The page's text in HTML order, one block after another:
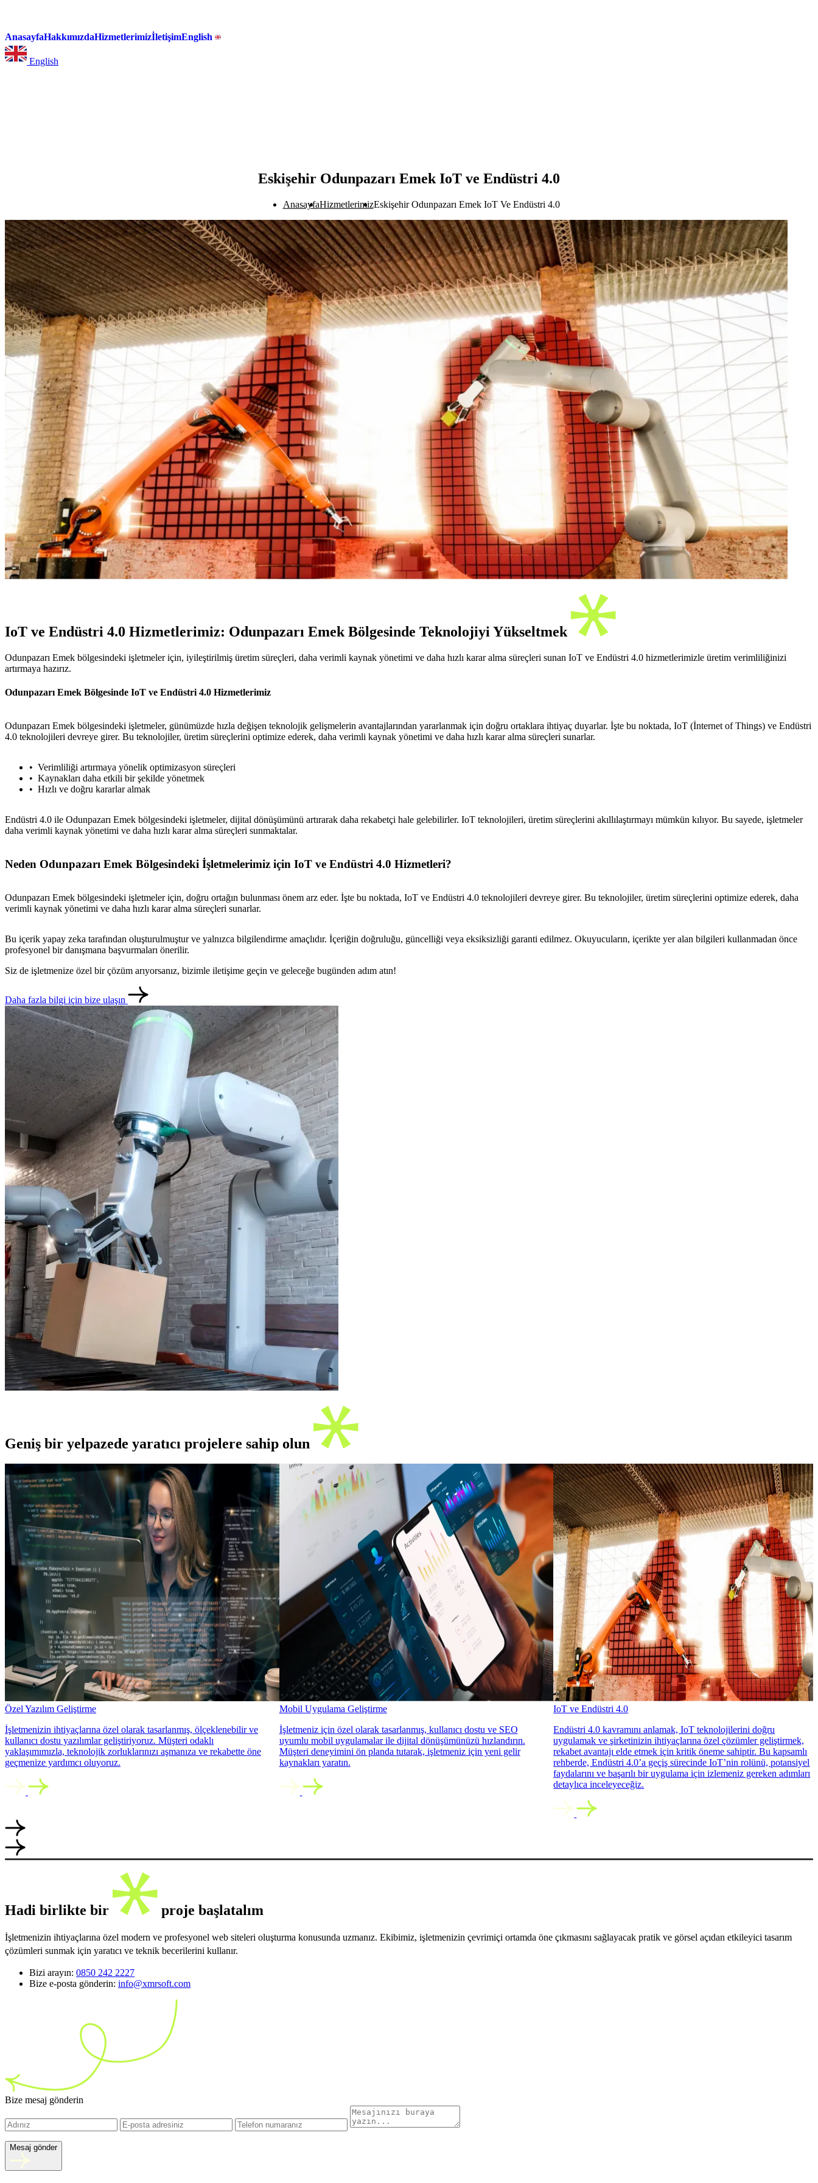
AnasayfaHakkımızdaHizmetlerimizİletişimEnglish
English
Eskişehir Odunpazarı Emek IoT ve Endüstri 4.0
AnasayfaHizmetlerimizEskişehir Odunpazarı Emek IoT Ve Endüstri 4.0
IoT ve Endüstri 4.0 Hizmetlerimiz: Odunpazarı Emek Bölgesinde Teknolojiyi Yükseltmek
Odunpazarı Emek bölgesindeki işletmeler için, iyileştirilmiş üretim süreçleri, daha verimli kaynak yönetimi ve daha hızlı karar alma süreçleri sunan IoT ve Endüstri 4.0 hizmetlerimizle üretim verimliliğinizi
artırmaya hazırız.
Odunpazarı Emek Bölgesinde IoT ve Endüstri 4.0 Hizmetlerimiz
Odunpazarı Emek bölgesindeki işletmeler, günümüzde hızla değişen teknolojik gelişmelerin avantajlarından yararlanmak için doğru ortaklara ihtiyaç duyarlar. İşte bu noktada, IoT (İnternet of Things) ve Endüstri
4.0 teknolojileri devreye girer. Bu teknolojiler, üretim süreçlerini optimize ederek, daha verimli kaynak yönetimi ve daha hızlı karar alma süreçleri sunarlar.
Verimliliği artırmaya yönelik optimizasyon süreçleri
Kaynakları daha etkili bir şekilde yönetmek
Hızlı ve doğru kararlar almak
Endüstri 4.0 ile Odunpazarı Emek bölgesindeki işletmeler, dijital dönüşümünü artırarak daha rekabetçi hale gelebilirler. IoT teknolojileri, üretim süreçlerini akıllılaştırmayı mümkün kılıyor. Bu sayede, işletmeler
daha verimli kaynak yönetimi ve daha hızlı karar alma süreçleri sunmaktalar.
Neden Odunpazarı Emek Bölgesindeki İşletmelerimiz için IoT ve Endüstri 4.0 Hizmetleri?
Odunpazarı Emek bölgesindeki işletmeler için, doğru ortağın bulunması önem arz eder. İşte bu noktada, IoT ve Endüstri 4.0 teknolojileri devreye girer. Bu teknolojiler, üretim süreçlerini optimize ederek, daha
verimli kaynak yönetimi ve daha hızlı karar alma süreçleri sunarlar.
Bu içerik yapay zeka tarafından oluşturulmuştur ve yalnızca bilgilendirme amaçlıdır. İçeriğin doğruluğu, güncelliği veya eksiksizliği garanti edilmez. Okuyucuların, içerikte yer alan bilgileri kullanmadan önce
profesyonel bir danışmana başvurmaları önerilir.
Siz de işletmenize özel bir çözüm arıyorsanız, bizimle iletişime geçin ve geleceğe bugünden adım atın!
Daha fazla bilgi için bize ulaşın
Geniş bir yelpazede yaratıcı projelere sahip olun
Özel Yazılım Geliştirme
İşletmenizin ihtiyaçlarına özel olarak tasarlanmış, ölçeklenebilir ve
kullanıcı dostu yazılımlar geliştiriyoruz. Müşteri odaklı
yaklaşımımızla, teknolojik zorluklarınızı aşmanıza ve rekabette öne
geçmenize yardımcı oluyoruz.
Mobil Uygulama Geliştirme
İşletmeniz için özel olarak tasarlanmış, kullanıcı dostu ve SEO
uyumlu mobil uygulamalar ile dijital dönüşümünüzü hızlandırın.
Müşteri deneyimini ön planda tutarak, işletmeniz için yeni gelir
kaynakları yaratın.
IoT ve Endüstri 4.0
Endüstri 4.0 kavramını anlamak, IoT teknolojilerini doğru
uygulamak ve şirketinizin ihtiyaçlarına özel çözümler geliştirmek,
rekabet avantajı elde etmek için kritik öneme sahiptir. Bu kapsamlı
rehberde, Endüstri 4.0’a geçiş sürecinde IoT’nin rolünü, potansiyel
faydalarını ve başarılı bir uygulama için izlemeniz gereken adımları
detaylıca inceleyeceğiz.
Hadi birlikte bir proje başlatalım
İşletmenizin ihtiyaçlarına özel modern ve profesyonel web siteleri oluşturma konusunda uzmanız. Ekibimiz, işletmenizin çevrimiçi ortamda öne çıkmasını sağlayacak pratik ve görsel açıdan etkileyici tasarım
çözümleri sunmak için yaratıcı ve teknik becerilerini kullanır.
Bizi arayın: 0850 242 2227
Bize e-posta gönderin: info@xmrsoft.com
Bize mesaj gönderin
Mesaj gönder